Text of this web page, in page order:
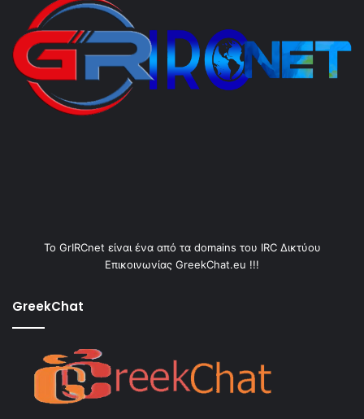
Το GrIRCnet είναι ένα από τα domains του IRC Δικτύου
Επικοινωνίας GreekChat.eu !!!
GreekChat